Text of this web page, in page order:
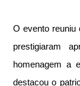
O evento reuniu
prestigiaram
homenagem a
destacou o